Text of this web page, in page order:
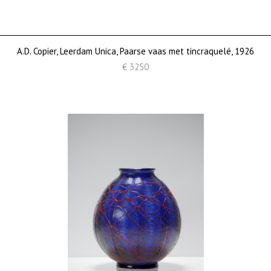
A.D. Copier, Leerdam Unica, Paarse vaas met tincraquelé, 1926
€ 3250